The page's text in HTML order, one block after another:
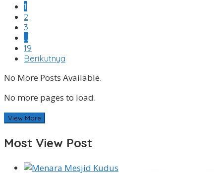
1
2
3
…
19
Berikutnya
No More Posts Available.
No more pages to load.
View More
Most View Post